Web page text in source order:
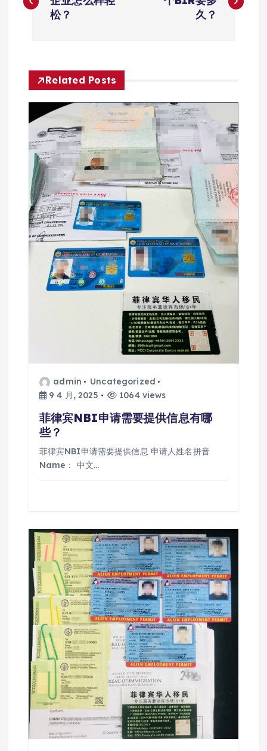
航
松？
久？
Related Posts
admin
Uncategorized
9 4 月, 2025
1064 views
菲律宾NBI申请需要提供信息有哪
些？
菲律宾NBI申请需要提供信息 申请人姓名拼音
Name： 中文…